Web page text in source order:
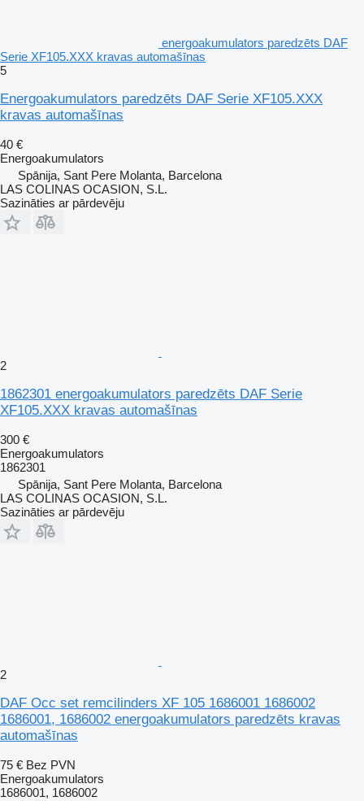
energoakumulators paredzēts DAF
Serie XF105.XXX kravas automašīnas
5
Energoakumulators paredzēts DAF Serie XF105.XXX
kravas automašīnas
40 €
Energoakumulators
Spānija, Sant Pere Molanta, Barcelona
LAS COLINAS OCASION, S.L.
Sazināties ar pārdevēju
2
1862301 energoakumulators paredzēts DAF Serie
XF105.XXX kravas automašīnas
300 €
Energoakumulators
1862301
Spānija, Sant Pere Molanta, Barcelona
LAS COLINAS OCASION, S.L.
Sazināties ar pārdevēju
2
DAF Occ set remcilinders XF 105 1686001 1686002
1686001, 1686002 energoakumulators paredzēts kravas
automašīnas
75 € Bez PVN
Energoakumulators
1686001, 1686002